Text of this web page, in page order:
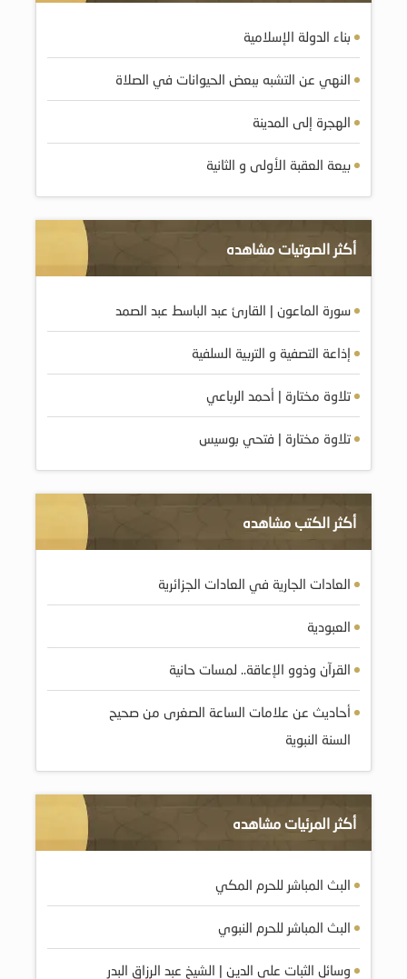
بناء الدولة الإسلامية
النهي عن التشبه ببعض الحيوانات في الصلاة
الهجرة إلى المدينة
بيعة العقبة الأولى و الثانية
أكثر الصوتيات مشاهده
سورة الماعون | القارئ عبد الباسط عبد الصمد
إذاعة التصفية و التربية السلفية
تلاوة مختارة | أحمد الرباعي
تلاوة مختارة | فتحي بوسيس
أكثر الكتب مشاهده
العادات الجارية في العادات الجزائرية
العبودية
القرآن وذوو الإعاقة.. لمسات حانية
أحاديث عن علامات الساعة الصغرى من صحيح
السنة النبوية
أكثر المرئيات مشاهده
البث المباشر للحرم المكي
البث المباشر للحرم النبوي
وسائل الثبات على الدين | الشيخ عبد الرزاق البدر